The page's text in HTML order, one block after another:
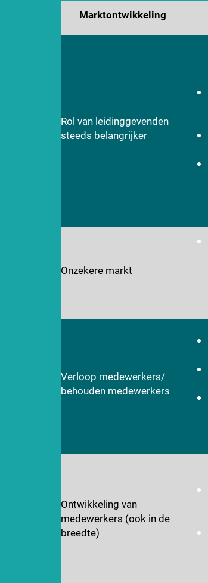
Marktontwikkeling
Rol van leidinggevenden
steeds belangrijker
Onzekere markt
Verloop medewerkers/
behouden medewerkers
Ontwikkeling van
medewerkers (ook in de
breedte)